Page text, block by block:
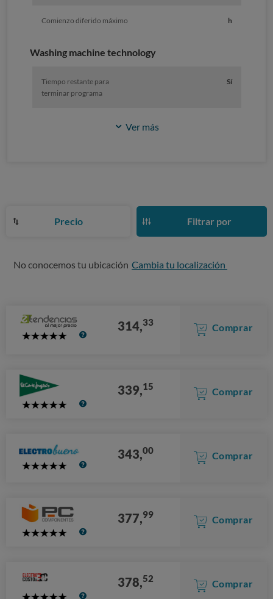
Comienzo diferido máximo h
Washing machine technology
Tiempo restante para
terminar programa
Sí
Ver más
Precio Filtrar por
No conocemos tu ubicación Cambia tu localización
5
314,33 Comprar
5
339,15 Comprar
5
343,00 Comprar
5
377,99 Comprar
378,52 Comprar